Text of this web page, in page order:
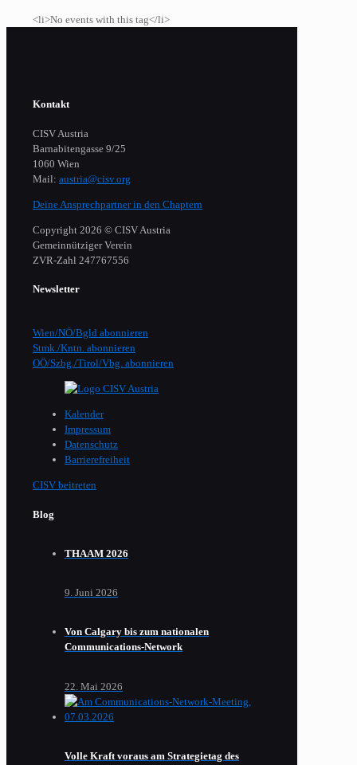
<li>No events with this tag</li>
Kontakt
CISV Austria
Barnabitengasse 9/25
1060 Wien
Mail: austria@cisv.org
Deine Ansprechpartner in den Chaptern
Copyright 2026 © CISV Austria
Gemeinnütziger Verein
​ZVR-Zahl 247767556
Newsletter
Wien/NÖ/Bgld abonnieren
Stmk./Kntn. abonnieren
OÖ/Szbg./Tirol/Vbg. abonnieren
Kalender
Impressum
Datenschutz
Barrierefreiheit
CISV beitreten
Blog
THAAM 2026
9. Juni 2026
Von Calgary bis zum nationalen
Communications-Network
22. Mai 2026
Volle Kraft voraus am Strategietag des